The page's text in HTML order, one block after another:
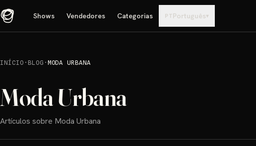
Shows Vendedores Categorias PTPortuguês▾
INÍCIO · BLOG · MODA URBANA
Moda Urbana
Artículos sobre Moda Urbana